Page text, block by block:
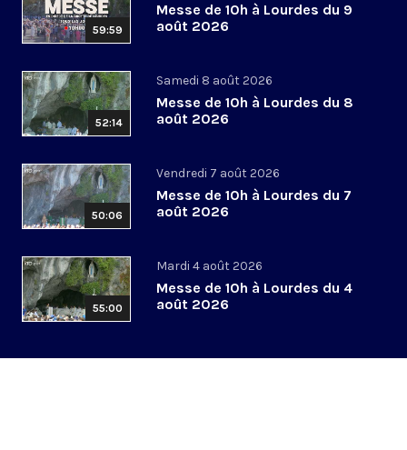
59:59
Messe de 10h à Lourdes du 9
août 2026
52:14
Samedi 8 août 2026
Messe de 10h à Lourdes du 8
août 2026
50:06
Vendredi 7 août 2026
Messe de 10h à Lourdes du 7
août 2026
55:00
Mardi 4 août 2026
Messe de 10h à Lourdes du 4
août 2026